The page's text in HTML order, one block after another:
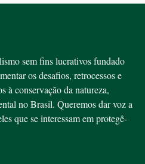
sem fins lucrativos fundado
os desafios, retrocessos e
à conservação da natureza,
no Brasil. Queremos dar voz a
que se interessam em protegê-